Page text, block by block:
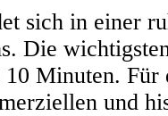
sich in einer
Die
Minuten.
und